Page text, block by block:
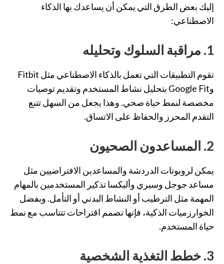
إليك بعض الطرق التي يمكن أن يساعدك بها الذكاء
الاصطناعي:
1. مراقبة السلوك وتحليله
تقوم التطبيقات التي تعمل بالذكاء الاصطناعي مثل Fitbit
وGoogle Fit بتحليل نشاط المستخدم وتقديم توصيات
مخصصة لنمط حياة صحي. وهذا يجعل من السهل تتبع
التقدم المحرز والحفاظ على الاتساق.
2. المساعدون الصحيون
يمكن لروبوتات الدردشة والمساعدين الافتراضيين مثل
مساعد جوجل وسيري وأليكسا تذكير المستخدمين بالمهام
المهمة مثل الترطيب أو النشاط البدني أو التأمل. وبفضل
الخوارزميات الذكية، فإنها تصمم اقتراحات تتناسب مع نمط
حياة المستخدم.
3. خطط التغذية الشخصية